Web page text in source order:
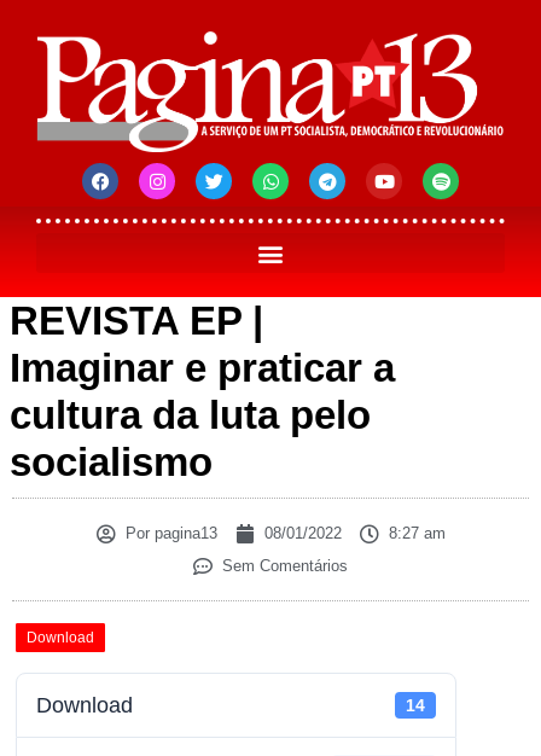
REVISTA EP |
Imaginar e praticar a
cultura da luta pelo
socialismo
Porpagina13 08/01/2022
8:27 am
Sem Comentários
Download
Download 14